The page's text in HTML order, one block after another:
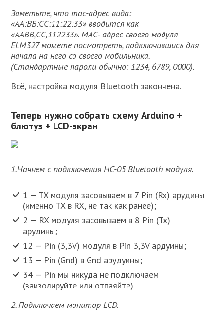
Заметьте, что mac-адрес вида:
«AA:BB:CC:11:22:33» вводится как
«AABB,CC,112233». MAC- адрес своего модуля
ELM327 можете посмотреть, подключившись для
начала на него со своего мобильника.
(Стандартные пароли обычно: 1234, 6789, 0000).
Всё, настройка модуля Bluetooth закончена.
Теперь нужно собрать схему Arduino +
блютуз + LCD-экран
1.Начнем с подключения HC-05 Bluetooth модуля.
1 — TX модуля засовываем в 7 Pin (Rx) арудины
(именно TX в RX, не так как ранее);
2 — RX модуля засовываем в 8 Pin (Tx)
арудины;
12 — Pin (3,3V) модуля в Pin 3,3V ардуины;
13 — Pin (Gnd) в Gnd арудуины;
34 — Pin мы никуда не подключаем
(заизолируйте или отпаяйте).
2. Подключаем монитор LCD.